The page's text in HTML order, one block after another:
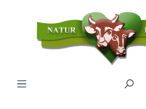
Zum Hauptinhalt springen